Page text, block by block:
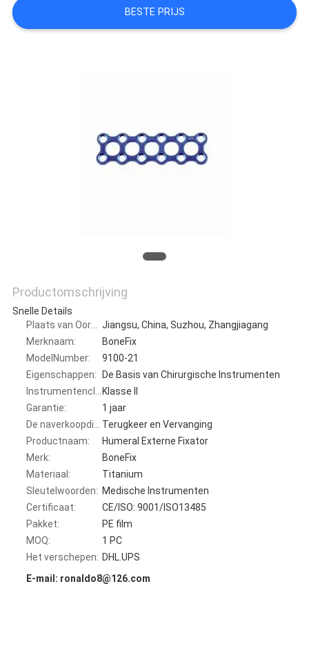
CITAAT
BESTE PRIJS
Productomschrijving
Snelle Details
Plaats van Oorsprong: Jiangsu, China, Suzhou, Zhangjiagang
Merknaam:
BoneFix
ModelNumber:
9100-21
Eigenschappen:
De Basis van Chirurgische Instrumenten
Instrumentenclassificatie: Klasse II
Garantie:
1 jaar
De naverkoopdienst: Terugkeer en Vervanging
Productnaam:
Humeral Externe Fixator
Merk:
BoneFix
Materiaal:
Titanium
Sleutelwoorden: Medische Instrumenten
Certificaat:
CE/ISO: 9001/ISO13485
Pakket:
PE film
MOQ:
1 PC
Het verschepen: DHL.UPS
E-mail: ronaldo8@126.com